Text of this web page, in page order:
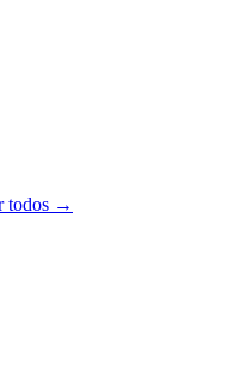
todos →